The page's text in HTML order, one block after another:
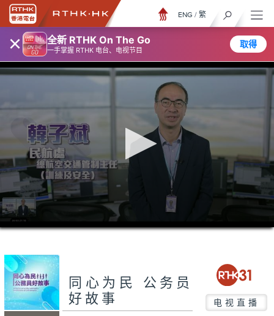
× 全新 RTHK On The Go
一手掌握 RTHK 电台、电视节目
取得
ENG / 繁
seconds
seconds
同心为民 公务员
好故事
电视直播